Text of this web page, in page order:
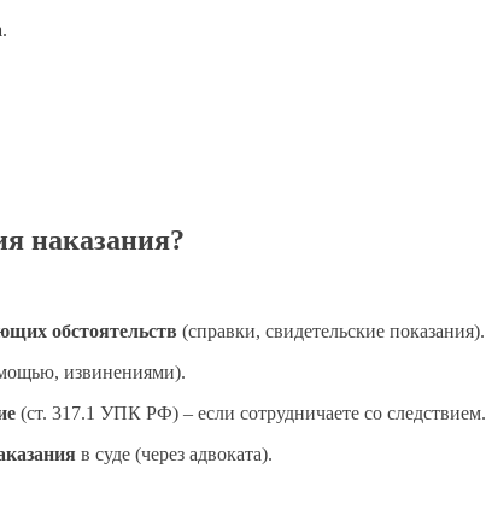
.
наказания?
обстоятельств (справки, свидетельские показания).
извинениями).
(ст. 317.1 УПК РФ) – если сотрудничаете со следствием.
в суде (через адвоката).